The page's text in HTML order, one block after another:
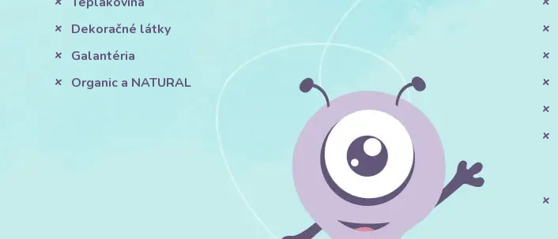
Dekoračné látky
Galantéria
Organic a NATURAL